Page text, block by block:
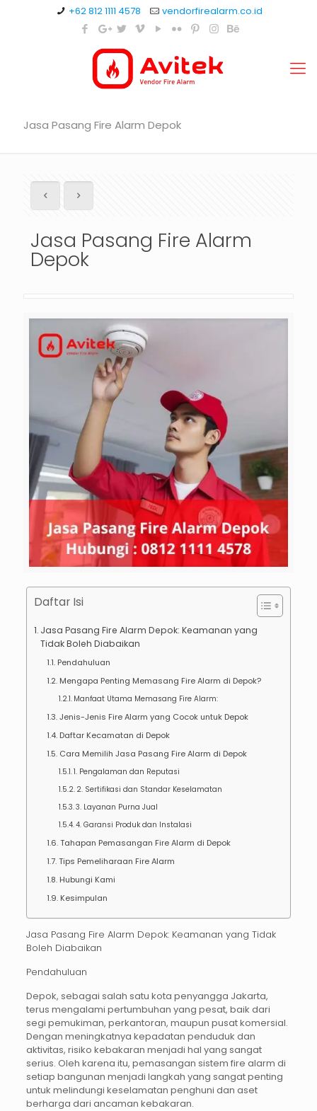
+62 812 1111 4578 vendorfirealarm.co.id
Jasa Pasang Fire Alarm Depok
Jasa Pasang Fire Alarm
Depok
Daftar Isi
Jasa Pasang Fire Alarm Depok: Keamanan yang
Tidak Boleh Diabaikan
Pendahuluan
Mengapa Penting Memasang Fire Alarm di Depok?
Manfaat Utama Memasang Fire Alarm:
Jenis-Jenis Fire Alarm yang Cocok untuk Depok
Daftar Kecamatan di Depok
Cara Memilih Jasa Pasang Fire Alarm di Depok
1. Pengalaman dan Reputasi
2. Sertifikasi dan Standar Keselamatan
3. Layanan Purna Jual
4. Garansi Produk dan Instalasi
Tahapan Pemasangan Fire Alarm di Depok
Tips Pemeliharaan Fire Alarm
Hubungi Kami
Kesimpulan
Jasa Pasang Fire Alarm Depok: Keamanan yang Tidak
Boleh Diabaikan
Pendahuluan
Depok, sebagai salah satu kota penyangga Jakarta,
terus mengalami pertumbuhan yang pesat, baik dari
segi pemukiman, perkantoran, maupun pusat komersial.
Dengan meningkatnya kepadatan penduduk dan
aktivitas, risiko kebakaran menjadi hal yang sangat
serius. Oleh karena itu, pemasangan sistem fire alarm di
setiap bangunan menjadi langkah yang sangat penting
untuk melindungi keselamatan penghuni dan aset
berharga dari ancaman kebakaran.